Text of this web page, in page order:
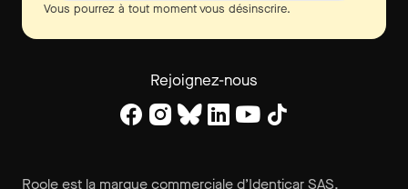
Vous pourrez à tout moment vous désinscrire.
Rejoignez-nous
Roole est la marque commerciale d’Identicar SAS.